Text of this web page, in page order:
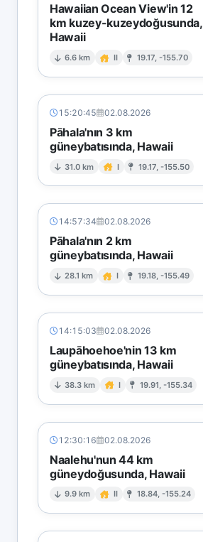
Hawaiian Ocean View'in 12
km kuzey-kuzeydoğusunda,
Hawaii
6.6 km II 19.17, -155.70
15:20:45 02.08.2026
Pāhala'nın 3 km
güneybatısında, Hawaii
31.0 km I 19.17, -155.50
14:57:34 02.08.2026
Pāhala'nın 2 km
güneybatısında, Hawaii
28.1 km I 19.18, -155.49
14:15:03 02.08.2026
Laupāhoehoe'nin 13 km
güneybatısında, Hawaii
38.3 km I 19.91, -155.34
12:30:16 02.08.2026
Naalehu'nun 44 km
güneydoğusunda, Hawaii
9.9 km II 18.84, -155.24